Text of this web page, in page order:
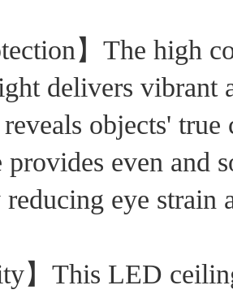
】The high
delivers vibrant
objects'
provides even
eye strain
】This LED